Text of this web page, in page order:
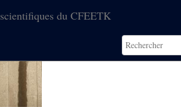
du CFEETK